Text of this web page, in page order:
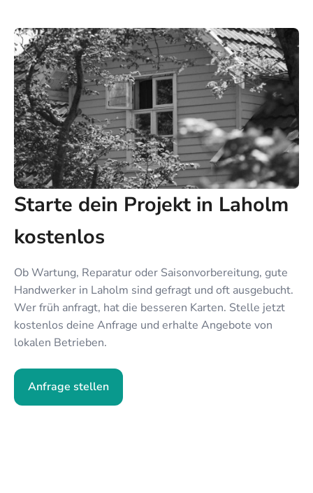
Starte dein Projekt in Laholm
kostenlos
Ob Wartung, Reparatur oder Saisonvorbereitung, gute
Handwerker in Laholm sind gefragt und oft ausgebucht.
Wer früh anfragt, hat die besseren Karten. Stelle jetzt
kostenlos deine Anfrage und erhalte Angebote von
lokalen Betrieben.
Anfrage stellen